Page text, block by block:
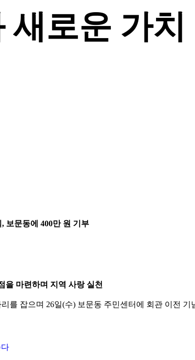
로운 가치
보문동에 400만 원 기부
을 마련하며 지역 사랑 실천
잡으며 26일(수) 보문동 주민센터에 회관 이전 기